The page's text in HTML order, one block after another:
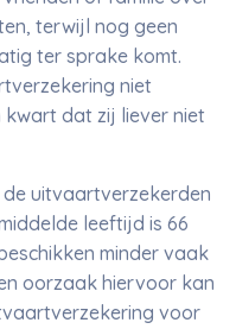
terwijl nog geen
ter sprake komt.
niet
kwart dat zij liever niet
de uitvaartverzekerden
leeftijd is 66
minder vaak
oorzaak hiervoor kan
voor